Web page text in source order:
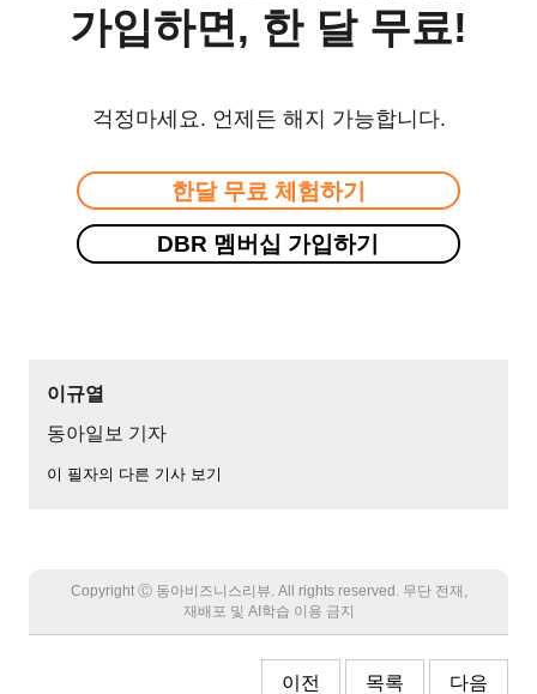
가입하면, 한 달 무료!
걱정마세요. 언제든 해지 가능합니다.
한달 무료 체험하기
DBR 멤버십 가입하기
이규열
동아일보 기자
이 필자의 다른 기사 보기
Copyright Ⓒ 동아비즈니스리뷰. All rights reserved. 무단 전재,
재배포 및 AI학습 이용 금지
이전 목록 다음